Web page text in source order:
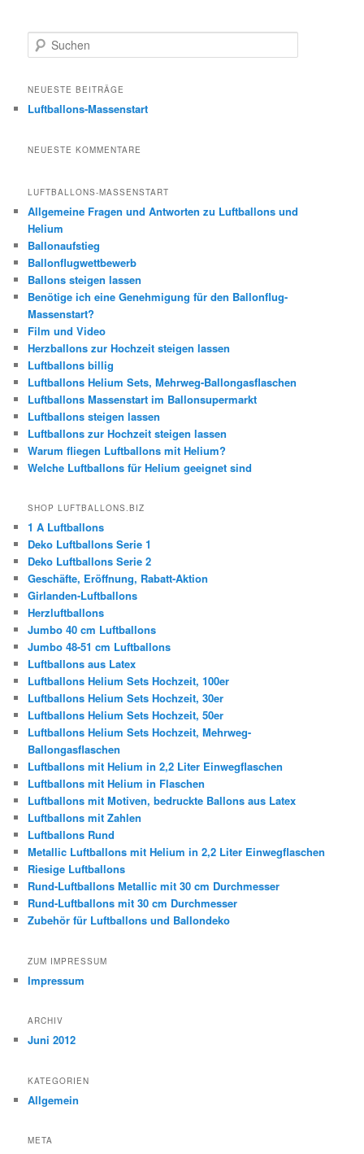
u
h
n
NEUESTE BEITRÄGE
Luftballons-Massenstart
NEUESTE KOMMENTARE
LUFTBALLONS-MASSENSTART
Allgemeine Fragen und Antworten zu Luftballons und
Helium
Ballonaufstieg
Ballonflugwettbewerb
Ballons steigen lassen
Benötige ich eine Genehmigung für den Ballonflug-
Massenstart?
Film und Video
Herzballons zur Hochzeit steigen lassen
Luftballons billig
Luftballons Helium Sets, Mehrweg-Ballongasflaschen
Luftballons Massenstart im Ballonsupermarkt
Luftballons steigen lassen
Luftballons zur Hochzeit steigen lassen
Warum fliegen Luftballons mit Helium?
Welche Luftballons für Helium geeignet sind
SHOP LUFTBALLONS.BIZ
1 A Luftballons
Deko Luftballons Serie 1
Deko Luftballons Serie 2
Geschäfte, Eröffnung, Rabatt-Aktion
Girlanden-Luftballons
Herzluftballons
Jumbo 40 cm Luftballons
Jumbo 48-51 cm Luftballons
Luftballons aus Latex
Luftballons Helium Sets Hochzeit, 100er
Luftballons Helium Sets Hochzeit, 30er
Luftballons Helium Sets Hochzeit, 50er
Luftballons Helium Sets Hochzeit, Mehrweg-
Ballongasflaschen
Luftballons mit Helium in 2,2 Liter Einwegflaschen
Luftballons mit Helium in Flaschen
Luftballons mit Motiven, bedruckte Ballons aus Latex
Luftballons mit Zahlen
Luftballons Rund
Metallic Luftballons mit Helium in 2,2 Liter Einwegflaschen
Riesige Luftballons
Rund-Luftballons Metallic mit 30 cm Durchmesser
Rund-Luftballons mit 30 cm Durchmesser
Zubehör für Luftballons und Ballondeko
ZUM IMPRESSUM
Impressum
ARCHIV
Juni 2012
KATEGORIEN
Allgemein
META